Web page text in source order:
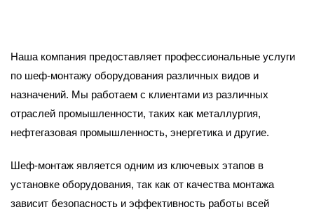
Наша компания предоставляет профессиональные услуги
по шеф-монтажу оборудования различных видов и
назначений. Мы работаем с клиентами из различных
отраслей промышленности, таких как металлургия,
нефтегазовая промышленность, энергетика и другие.
Шеф-монтаж является одним из ключевых этапов в
установке оборудования, так как от качества монтажа
зависит безопасность и эффективность работы всей